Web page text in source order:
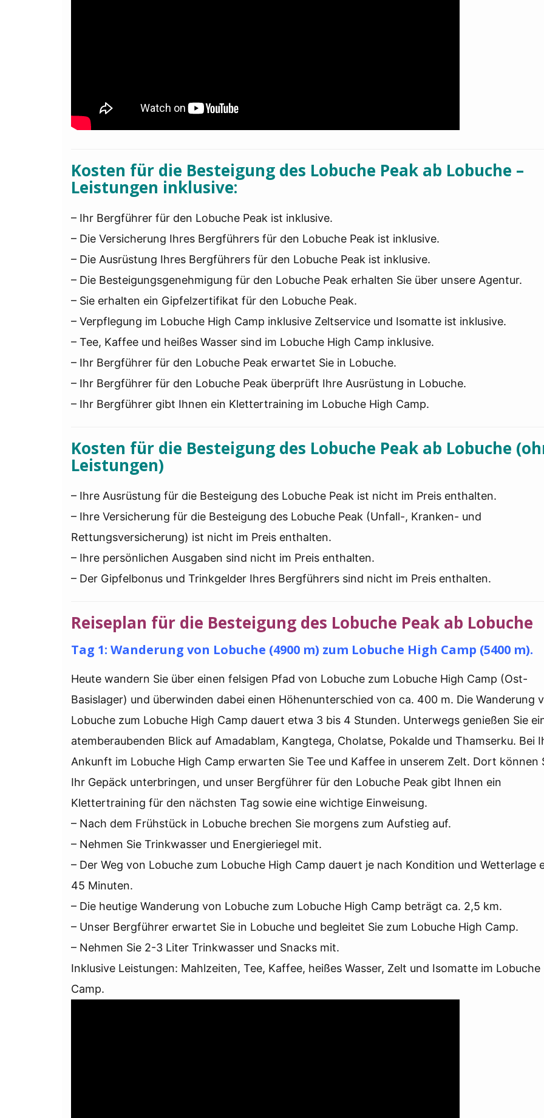
Kosten für die Besteigung des Lobuche Peak ab Lobuche –
Leistungen inklusive:
– Ihr Bergführer für den Lobuche Peak ist inklusive.
– Die Versicherung Ihres Bergführers für den Lobuche Peak ist inklusive.
– Die Ausrüstung Ihres Bergführers für den Lobuche Peak ist inklusive.
– Die Besteigungsgenehmigung für den Lobuche Peak erhalten Sie über unsere Agentur.
– Sie erhalten ein Gipfelzertifikat für den Lobuche Peak.
– Verpflegung im Lobuche High Camp inklusive Zeltservice und Isomatte ist inklusive.
– Tee, Kaffee und heißes Wasser sind im Lobuche High Camp inklusive.
– Ihr Bergführer für den Lobuche Peak erwartet Sie in Lobuche.
– Ihr Bergführer für den Lobuche Peak überprüft Ihre Ausrüstung in Lobuche.
– Ihr Bergführer gibt Ihnen ein Klettertraining im Lobuche High Camp.
Kosten für die Besteigung des Lobuche Peak ab Lobuche
Leistungen)
– Ihre Ausrüstung für die Besteigung des Lobuche Peak ist nicht im Preis enthalten.
– Ihre Versicherung für die Besteigung des Lobuche Peak (Unfall-, Kranken- und
Rettungsversicherung) ist nicht im Preis enthalten.
– Ihre persönlichen Ausgaben sind nicht im Preis enthalten.
– Der Gipfelbonus und Trinkgelder Ihres Bergführers sind nicht im Preis enthalten.
Reiseplan für die Besteigung des Lobuche Peak ab Lobuche
Tag 1: Wanderung von Lobuche (4900 m) zum Lobuche High Camp (5400 m).
Heute wandern Sie über einen felsigen Pfad von Lobuche zum Lobuche High Camp (Ost-
Basislager) und überwinden dabei einen Höhenunterschied von ca. 400 m. Die Wanderung
Lobuche zum Lobuche High Camp dauert etwa 3 bis 4 Stunden. Unterwegs genießen Sie
atemberaubenden Blick auf Amadablam, Kangtega, Cholatse, Pokalde und Thamserku. Bei
Ankunft im Lobuche High Camp erwarten Sie Tee und Kaffee in unserem Zelt. Dort können
Ihr Gepäck unterbringen, und unser Bergführer für den Lobuche Peak gibt Ihnen ein
Klettertraining für den nächsten Tag sowie eine wichtige Einweisung.
– Nach dem Frühstück in Lobuche brechen Sie morgens zum Aufstieg auf.
– Nehmen Sie Trinkwasser und Energieriegel mit.
– Der Weg von Lobuche zum Lobuche High Camp dauert je nach Kondition und Wetterlage
45 Minuten.
– Die heutige Wanderung von Lobuche zum Lobuche High Camp beträgt ca. 2,5 km.
– Unser Bergführer erwartet Sie in Lobuche und begleitet Sie zum Lobuche High Camp.
– Nehmen Sie 2-3 Liter Trinkwasser und Snacks mit.
Inklusive Leistungen: Mahlzeiten, Tee, Kaffee, heißes Wasser, Zelt und Isomatte im Lobuche
Camp.